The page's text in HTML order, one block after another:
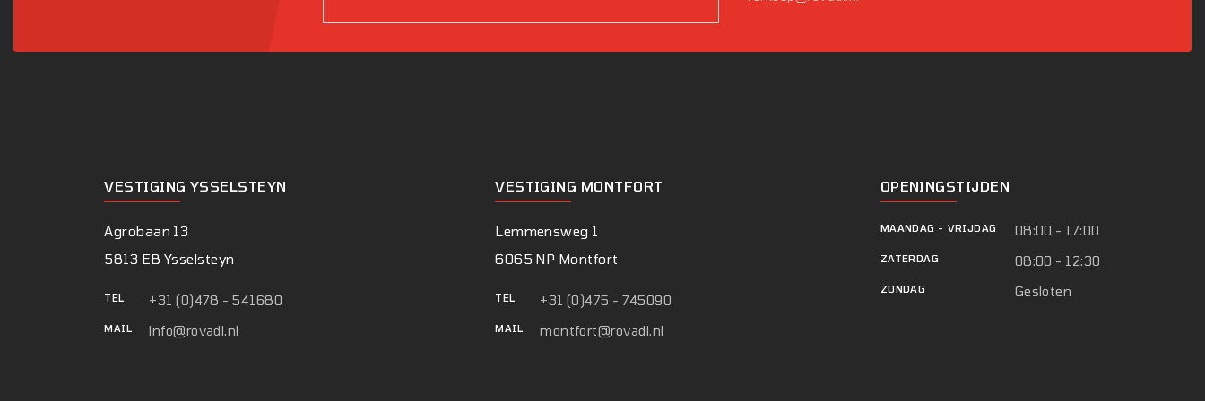
VESTIGING YSSELSTEYN
Agrobaan 13
5813 EB Ysselsteyn
TEL +31 (0)478 - 541680
MAIL info@rovadi.nl
VESTIGING MONTFORT
Lemmensweg 1
6065 NP Montfort
TEL +31 (0)475 - 745090
MAIL montfort@rovadi.nl
OPENINGSTIJDEN
MAANDAG - VRIJDAG 08:00 - 17:00
ZATERDAG 08:00 - 12:30
ZONDAG Gesloten